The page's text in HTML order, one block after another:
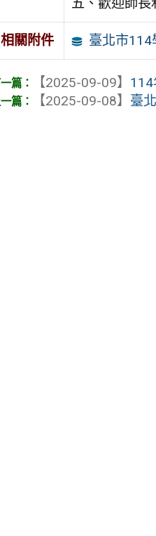
五、歡迎師長
相關附件 臺北市114
【2025-09-09】 114
【2025-09-08】 臺